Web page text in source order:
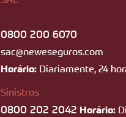
0800 200 6070
sac@neweseguros.com
Horário: Diariamente, 24
Sinistros
0800 202 2042 Horário: